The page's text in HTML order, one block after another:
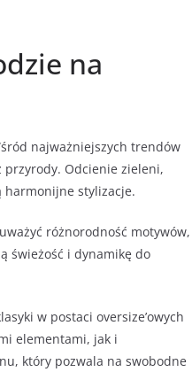
na
najważniejszych trendów
Odcienie zieleni,
harmonijne stylizacje.
różnorodność motywów,
świeżość i dynamikę do
w postaci oversize’owych
elementami, jak i
który pozwala na swobodne